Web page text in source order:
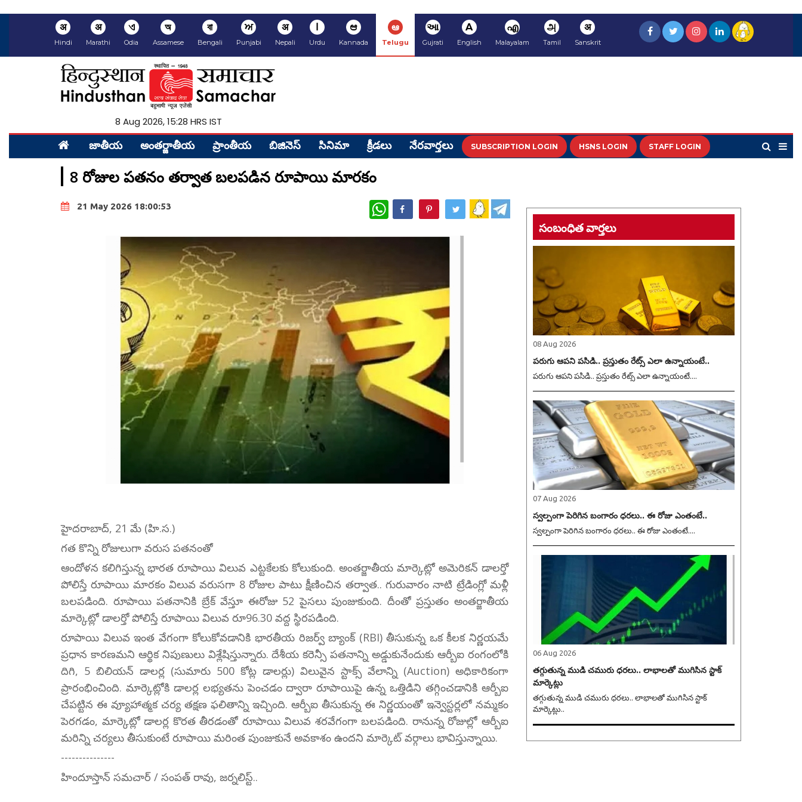
अ
Hindi
अ
Marathi
ଏ
Odia
অ
Assamese
বা
Bengali
ਅ
Punjabi
अ
Nepali
ا
Urdu
ಆ
Kannada
ఆ
Telugu
આ
Gujrati
A
English
എ
Malayalam
அ
Tamil
अ
Sanskrit
8 Aug 2026, 15:28 HRS IST
జాతీయ అంత‌ర్జాతీయ ప్రాంతీయ‌ బిజినెస్ సినిమా క్రీడ‌లు నేర‌వార్త‌లు SUBSCRIPTION LOGIN HSNS LOGIN STAFF LOGIN
8 రోజుల పతనం తర్వాత బలపడిన రూపాయి మారకం
21 May 2026 18:00:53 WhatsApp
హైదరాబాద్, 21 మే (హి.స.)
గత కొన్ని రోజులుగా వరుస పతనంతో
ఆందోళన కలిగిస్తున్న భారత రూపాయి విలువ ఎట్టకేలకు కోలుకుంది. అంతర్జాతీయ మార్కెట్లో అమెరికన్ డాలర్తో
పోలిస్తే రూపాయి మారకం విలువ వరుసగా 8 రోజుల పాటు క్షీణించిన తర్వాత.. గురువారం నాటి ట్రేడింగ్లో మళ్లీ
బలపడింది. రూపాయి పతనానికి బ్రేక్ వేస్తూ ఈరోజు 52 పైసలు పుంజుకుంది. దీంతో ప్రస్తుతం అంతర్జాతీయ
మార్కెట్లో డాలర్తో పోలిస్తే రూపాయి విలువ రూ96.30 వద్ద స్థిరపడింది.
రూపాయి విలువ ఇంత వేగంగా కోలుకోవడానికి భారతీయ రిజర్వ్ బ్యాంక్ (RBI) తీసుకున్న ఒక కీలక నిర్ణయమే
ప్రధాన కారణమని ఆర్థిక నిపుణులు విశ్లేషిస్తున్నారు. దేశీయ కరెన్సీ పతనాన్ని అడ్డుకునేందుకు ఆర్బీఐ రంగంలోకి
దిగి, 5 బిలియన్ డాలర్ల (సుమారు 500 కోట్ల డాలర్లు) విలువైన స్టాక్స్ వేలాన్ని (Auction) అధికారికంగా
ప్రారంభించింది. మార్కెట్లోకి డాలర్ల లభ్యతను పెంచడం ద్వారా రూపాయిపై ఉన్న ఒత్తిడిని తగ్గించడానికి ఆర్బీఐ
చేపట్టిన ఈ వ్యూహాత్మక చర్య తక్షణ ఫలితాన్ని ఇచ్చింది. ఆర్బీఐ తీసుకున్న ఈ నిర్ణయంతో ఇన్వెస్టర్లలో నమ్మకం
పెరగడం, మార్కెట్లో డాలర్ల కొరత తీరడంతో రూపాయి విలువ శరవేగంగా బలపడింది. రానున్న రోజుల్లో ఆర్బీఐ
మరిన్ని చర్యలు తీసుకుంటే రూపాయి మరింత పుంజుకునే అవకాశం ఉందని మార్కెట్ వర్గాలు భావిస్తున్నాయి.
---------------
హిందూస్తాన్ సమచార్ / సంపత్ రావు, జర్నలిస్ట్..
సంబంధిత వార్తలు
08 Aug 2026
పరుగు ఆపని పసిడి.. ప్రస్తుతం రేట్స్ ఎలా ఉన్నాయంటే..
పరుగు ఆపని పసిడి.. ప్రస్తుతం రేట్స్ ఎలా ఉన్నాయంటే....
07 Aug 2026
స్వల్పంగా పెరిగిన బంగారం ధరలు.. ఈ రోజు ఎంతంటే..
స్వల్పంగా పెరిగిన బంగారం ధరలు.. ఈ రోజు ఎంతంటే....
06 Aug 2026
తగ్గుతున్న ముడి చమురు ధరలు.. లాభాలతో ముగిసిన స్టాక్
మార్కెట్లు
తగ్గుతున్న ముడి చమురు ధరలు.. లాభాలతో ముగిసిన స్టాక్
మార్కెట్లు..